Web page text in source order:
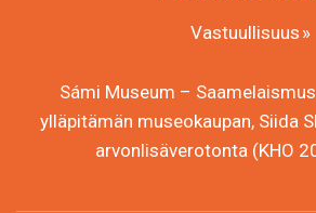
Vastuullisuus
Sámi Museum –
ylläpitämän museokaupan, Siida
arvonlisäverotonta (KHO